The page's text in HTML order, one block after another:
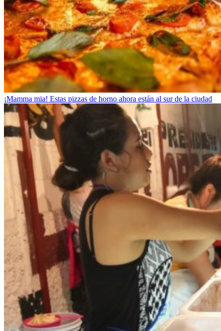
¡Mamma mia! Estas pizzas de horno ahora están al sur de la ciudad